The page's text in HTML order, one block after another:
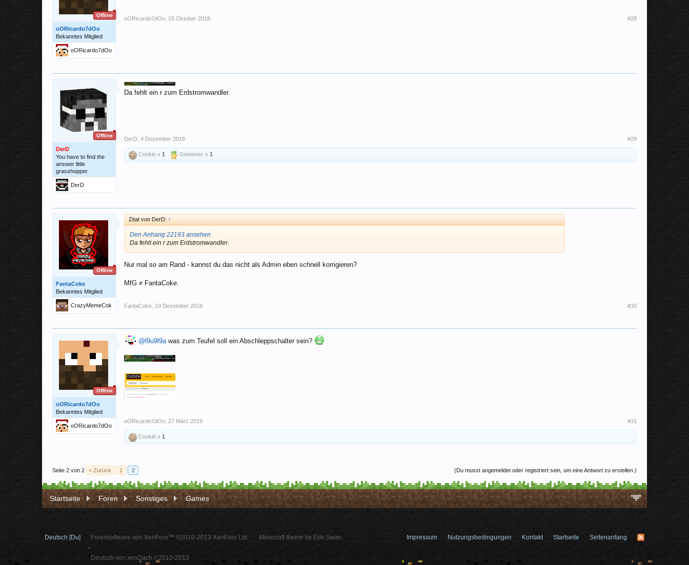
Offline
oORicardo7dOo
Bekanntes Mitglied
oORicardo7dOo
oORicardo7dOo 15 Oktober 2018 #28
Offline
DerD
You have to find the
answer little
grasshopper.
DerD
Da fehlt ein r zum Erdstromwandler.
DerD 4 Dezember 2018 #29
Cookie x 1 Gewinner x 1
Offline
FantaCoke
Bekanntes Mitglied
CrazyMemeCok
e
Zitat von DerD: ↑
Den Anhang 22193 ansehen
Da fehlt ein r zum Erdstromwandler.
Nur mal so am Rand - kannst du das nicht als Admin eben schnell korrigieren?
MfG ≠ FantaCoke.
FantaCoke 19 Dezember 2018 #30
Offline
oORicardo7dOo
Bekanntes Mitglied
oORicardo7dOo
@l9u9l9awas zum Teufel soll ein Abschleppschalter sein?
oORicardo7dOo 27 März 2019 #31
Cookie x 1
(Du musst angemeldet oder registriert sein, um eine Antwort zu erstellen.)
Seite 2 von 2 < Zurück 1 2
Startseite Foren Sonstiges Games
Deutsch [Du]
Forensoftware von XenForo™ ©2010-2013 XenForo Ltd.
-
Deutsch von xenDach ©2010-2013
Minecraft theme by Erik Swan. Impressum Nutzungsbedingungen Kontakt Startseite Seitenanfang